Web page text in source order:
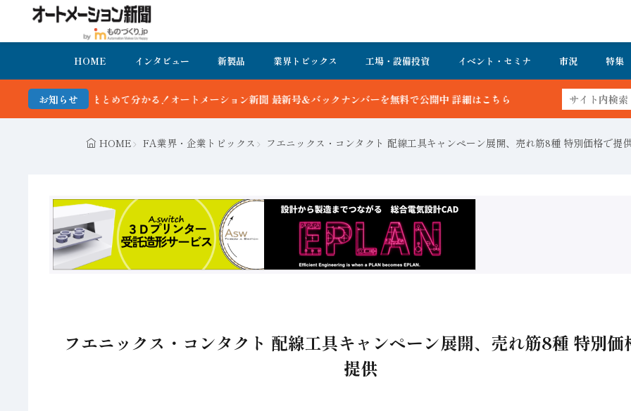
HOME インタビュー 新製品 業界トピックス 工場・設備投資 イベント・セミナ 市況 特集
お知らせ
ートメーション新聞 最新号＆バックナンバーを無料で公開中 詳細はこちら
HOME FA業界・企業トピックス フエニックス・コンタクト 配線工具キャンペーン展開、売れ筋8種 特別価格で提
フエニックス・コンタクト 配線工具キャンペーン展開、売れ筋8種 特別価
提供